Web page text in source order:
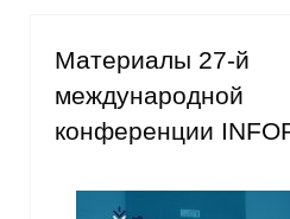
Российская Система
Мониторинга
экономика России»
Материалы 27-й
международной
конференции